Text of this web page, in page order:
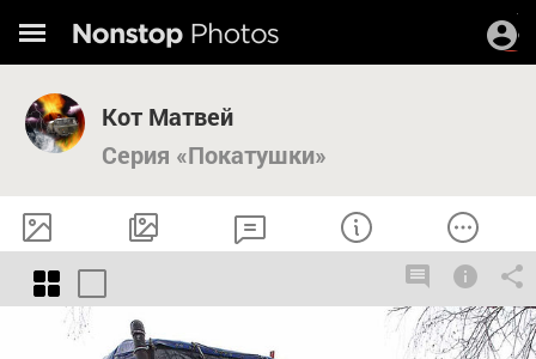
Кот Матвей
Серия «Покатушки»